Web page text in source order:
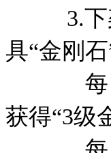
3.下架
具“金刚石
每日累
获得“3级